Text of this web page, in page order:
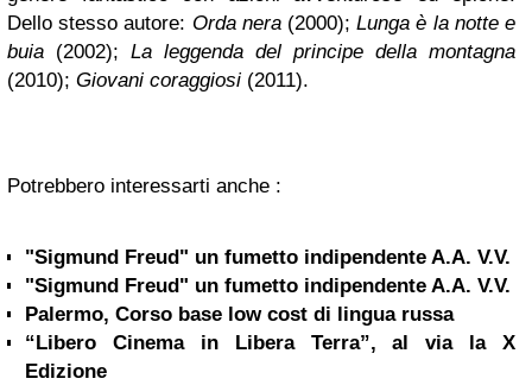
Dello stesso autore: Orda nera (2000);Lunga è la notte e
buia (2002); La leggenda del principe della montagna
(2010); Giovani coraggiosi (2011).
Potrebbero interessarti anche :
"Sigmund Freud" un fumetto indipendente A.A. V.V.
"Sigmund Freud" un fumetto indipendente A.A. V.V.
Palermo, Corso base low cost di lingua russa
“Libero Cinema in Libera Terra”, al via la X
Edizione